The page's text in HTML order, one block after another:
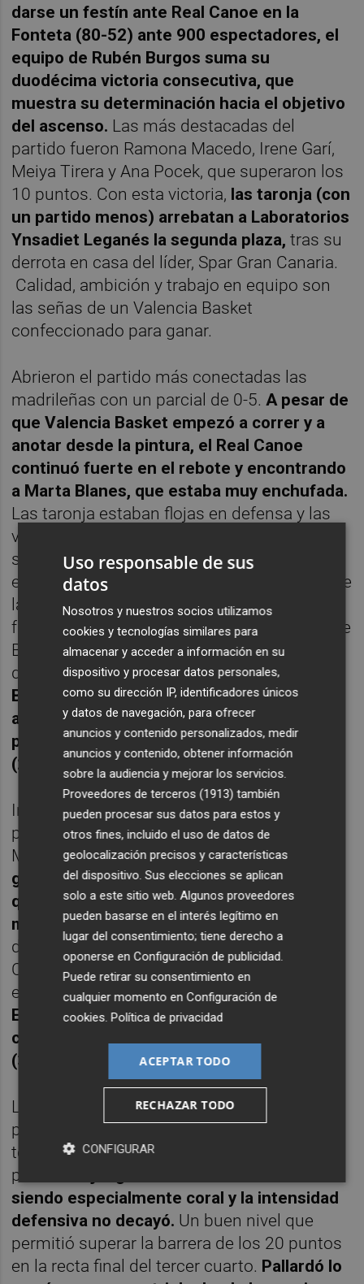
darse un festín ante Real Canoe en la
Fonteta (80-52) ante 900 espectadores, el
equipo de Rubén Burgos suma su
duodécima victoria consecutiva, que
muestra su determinación hacia el objetivo
del ascenso. Las más destacadas del
partido fueron Ramona Macedo, Irene Garí,
Meiya Tirera y Ana Pocek, que superaron los
10 puntos. Con esta victoria, las taronja (con
un partido menos) arrebatan a Laboratorios
Ynsadiet Leganés la segunda plaza, tras su
derrota en casa del líder, Spar Gran Canaria.
Calidad, ambición y trabajo en equipo son
las señas de un Valencia Basket
confeccionado para ganar.
Abrieron el partido más conectadas las
madrileñas con un parcial de 0-5. A pesar de
que Valencia Basket empezó a correr y a
anotar desde la pintura, el Real Canoe
continuó fuerte en el rebote y encontrando
a Marta Blanes, que estaba muy enchufada.
Las taronja estaban flojas en defensa y las
visitantes abrieron la diferencia hasta los
seis puntos. Ante la ausencia de acierto
exterior, Meiya Tirera solucionó el bloqueo de
las valencianas bajo el aro. Poco a poco,
fueron entrando en partido, y con un triple de
Bettencourt se pusieron por primera vez por
delante.A partir de ese instante Valencia
Basket empezó a estirar el chicle, con una
anotación repartida, hasta completar un
parcial de 15-0 al final del primer cuarto
(23-14).
Inauguró el cuarto Ana Pocek, ampliando el
parcial hasta los 17 puntos, que Verónica
Matoso cortó.Lo que no pudo cortar fue el
gran estado de forma de Valencia Basket,
que seguía con una confianza arrolladora y
muy serias en defensa.La más destacada
de las taronja en esos minutos fue Rebeca
Cotano, aportando en ataque y defendiendo
el rebote ofensivo de manera contundente.
El partido se fue al descanso con un buen
colchón para el conjunto de Rubén Burgos
(37-24).
La tónica del choque no cambió en el tercer
periodo y Valencia Basket fue engrosando
todavía más el marcador hasta los 19
puntos.
siendo especialmente coral y la intensidad
defensiva no decayó. Un buen nivel que
permitió superar la barrera de los 20 puntos
en la recta final del tercer cuarto. Pallardó lo
Uso responsable de sus
datos
Nosotros y nuestros socios utilizamos
cookies y tecnologías similares para
almacenar y acceder a información en su
dispositivo y procesar datos personales,
como su dirección IP, identificadores únicos
y datos de navegación, para ofrecer
anuncios y contenido personalizados, medir
anuncios y contenido, obtener información
sobre la audiencia y mejorar los servicios.
Proveedores de terceros (1913) también
pueden procesar sus datos para estos y
otros fines, incluido el uso de datos de
geolocalización precisos y características
del dispositivo. Sus elecciones se aplican
solo a este sitio web. Algunos proveedores
pueden basarse en el interés legítimo en
lugar del consentimiento; tiene derecho a
oponerse enConfiguración de publicidad.
Puede retirar su consentimiento en
cualquier momento enConfiguración de
cookies.Política de privacidad
ACEPTAR TODO
RECHAZAR TODO
CONFIGURAR